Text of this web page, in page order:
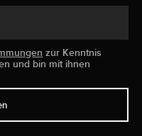
zur Kenntnis
und bin mit ihnen